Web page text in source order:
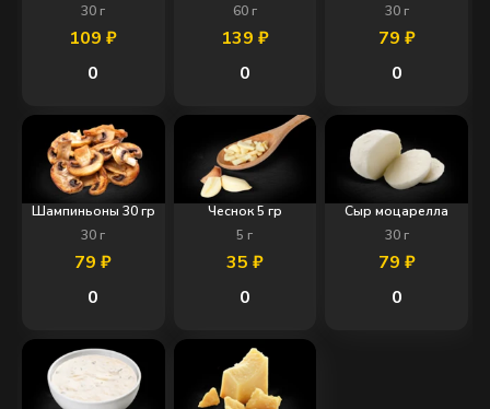
30 г
109₽
0
60г
139 ₽
0
30г
79 ₽
0
Шампиньоны 30 гр
30 г
79₽
0
Чеснок 5 гр
5 г
35 ₽
0
Сыр моцарелла
30г
79 ₽
0